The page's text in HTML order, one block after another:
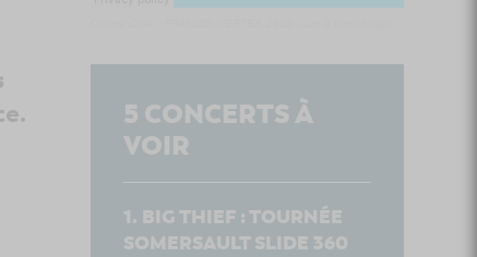
5 CONCERTS À
VOIR
BIG THIEF : TOURNÉE
SOMERSAULT SLIDE 360